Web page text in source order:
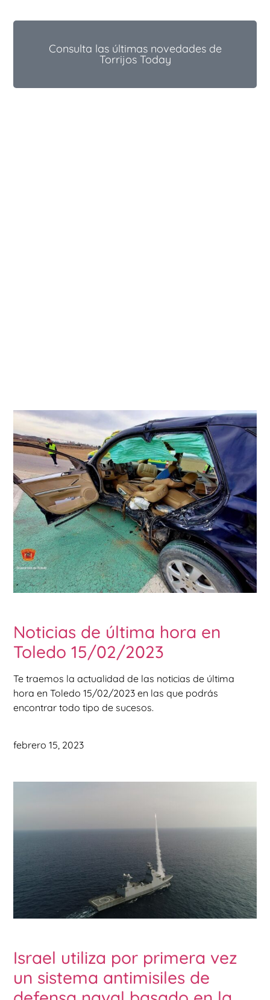
Consulta las últimas novedades de
Torrijos Today
Noticias de última hora en
Toledo 15/02/2023
Te traemos la actualidad de las noticias de última
hora en Toledo 15/02/2023 en las que podrás
encontrar todo tipo de sucesos.
febrero 15, 2023
Israel utiliza por primera vez
un sistema antimisiles de